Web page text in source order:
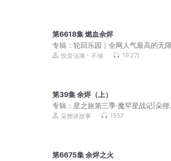
第6618集 燃血余烬
专辑：轮回乐园｜全网人气最高的无限
流 悦音涟漪丶不倾 19.2万
第39集 余烬（上）
专辑：星之旅第三季·魔罕星战记|朵狸
险记后传
朵狸讲故事 1557
第6675集 余烬之火